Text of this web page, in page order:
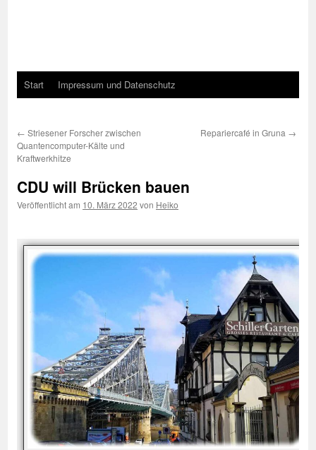
Start Impressum und Datenschutz
← Striesener Forscher zwischen
Quantencomputer-Kälte und
Kraftwerkhitze
Repariercafé in Gruna →
CDU will Brücken bauen
Veröffentlicht am 10. März 2022 von Heiko